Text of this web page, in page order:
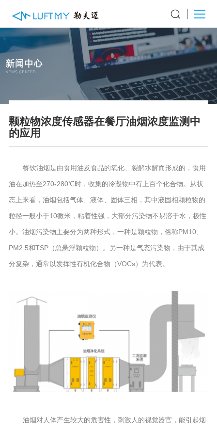
颗粒物浓度传感器在餐厅油烟浓度监测中
的应用
餐饮油烟是由食用油及食品的氧化、裂解水解而形成的，食用
油在加热至270-280℃时，收集的冷凝物中有上百个化合物。从状
态上来看，油烟包括气体、液体、固体三相，其中液固相颗粒物的
粒径一般小于10微米，粘着性强，大部分污染物不易溶于水，极性
小。油烟污染物主要分为两种形式，一种是颗粒物，俗称PM10、
PM2.5和TSP（总悬浮颗粒物）。另一种是气态污染物，由于其成
分复杂，通常以发挥性有机化合物（VOCs）为代表。
油烟对人体产生较大的危害性，刺激人的视觉器官，能引起烟